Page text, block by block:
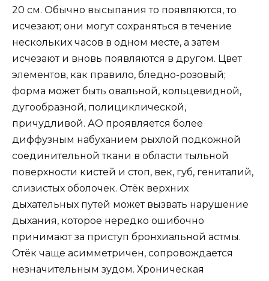
20 см. Обычно высыпания то появляются, то
исчезают; они могут сохраняться в течение
нескольких часов в одном месте, а затем
исчезают и вновь появляются в другом. Цвет
элементов, как правило, бледно-розовый;
форма может быть овальной, кольцевидной,
дугообразной, полициклической,
причудливой. АО проявляется более
диффузным набуханием рыхлой подкожной
соединительной ткани в области тыльной
поверхности кистей и стоп, век, губ, гениталий,
слизистых оболочек. Отёк верхних
дыхательных путей может вызвать нарушение
дыхания, которое нередко ошибочно
принимают за приступ бронхиальной астмы.
Отёк чаще асимметричен, сопровождается
незначительным зудом. Хроническая